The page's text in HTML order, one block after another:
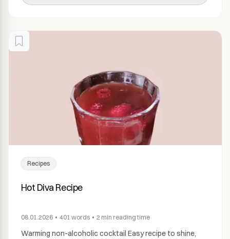
Recipes
Hot Diva Recipe
08.01.2026 • 401 words • 2 min reading time
Warming non-alcoholic cocktail Easy recipe to shine,